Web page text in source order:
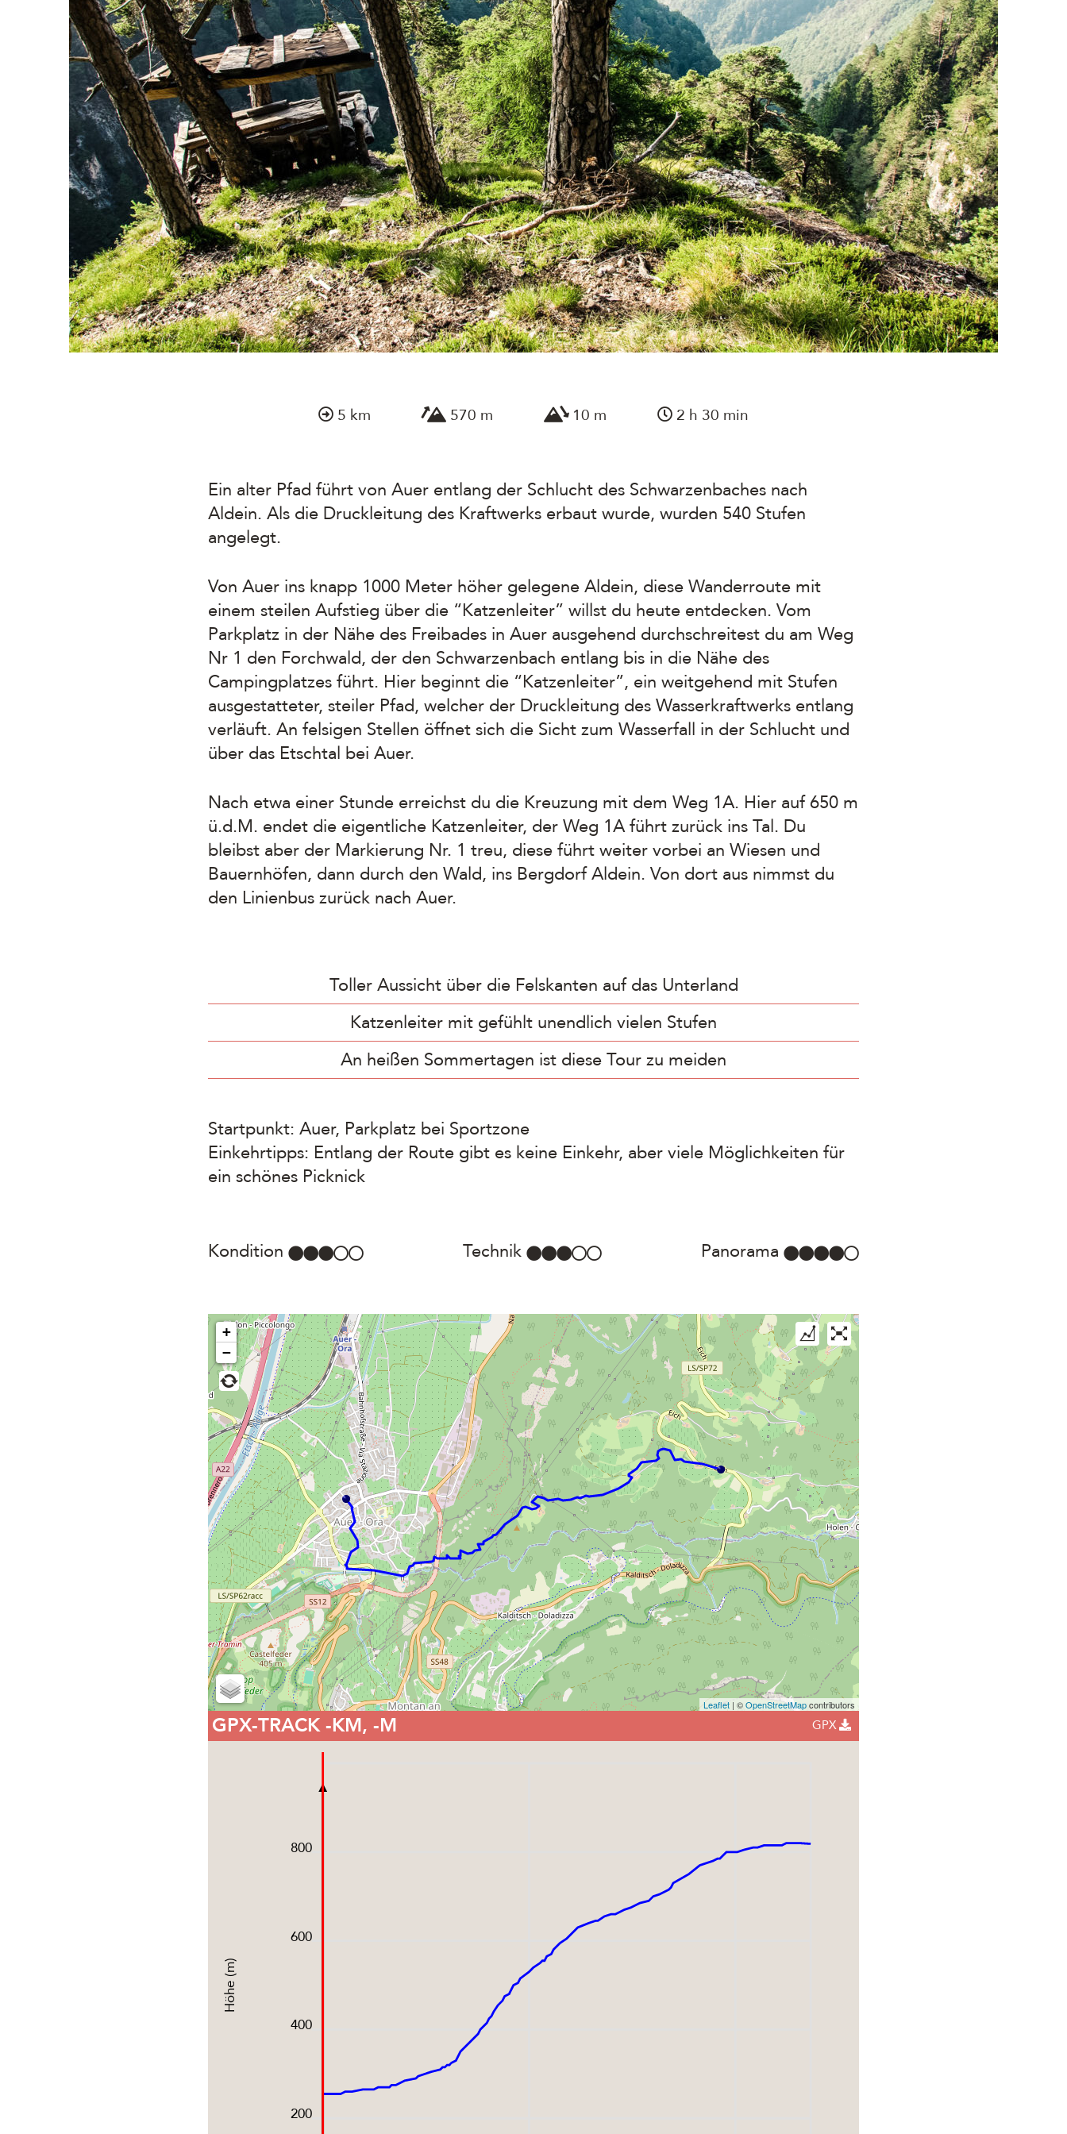
5 km 570 m 10 m 2 h 30 min
Ein alter Pfad führt von Auer entlang der Schlucht des Schwarzenbaches nach
Aldein. Als die Druckleitung des Kraftwerks erbaut wurde, wurden 540 Stufen
angelegt.
Von Auer ins knapp 1000 Meter höher gelegene Aldein, diese Wanderroute mit
einem steilen Aufstieg über die “Katzenleiter” willst du heute entdecken. Vom
Parkplatz in der Nähe des Freibades in Auer ausgehend durchschreitest du am Weg
Nr 1 den Forchwald, der den Schwarzenbach entlang bis in die Nähe des
Campingplatzes führt. Hier beginnt die “Katzenleiter”, ein weitgehend mit Stufen
ausgestatteter, steiler Pfad, welcher der Druckleitung des Wasserkraftwerks entlang
verläuft. An felsigen Stellen öffnet sich die Sicht zum Wasserfall in der Schlucht und
über das Etschtal bei Auer.
Nach etwa einer Stunde erreichst du die Kreuzung mit dem Weg 1A. Hier auf 650 m
ü.d.M. endet die eigentliche Katzenleiter, der Weg 1A führt zurück ins Tal. Du
bleibst aber der Markierung Nr. 1 treu, diese führt weiter vorbei an Wiesen und
Bauernhöfen, dann durch den Wald, ins Bergdorf Aldein. Von dort aus nimmst du
den Linienbus zurück nach Auer.
Toller Aussicht über die Felskanten auf das Unterland
Katzenleiter mit gefühlt unendlich vielen Stufen
An heißen Sommertagen ist diese Tour zu meiden
Startpunkt: Auer, Parkplatz bei Sportzone
Einkehrtipps: Entlang der Route gibt es keine Einkehr, aber viele Möglichkeiten für
ein schönes Picknick
Kondition Technik Panorama
+
−
Leaflet | ©OpenStreetMapcontributors
GPX-TRACK-KM, -M GPX
200
400
600
800
Höhe (m)